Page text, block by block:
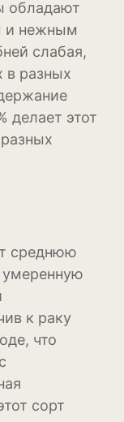
обладают
и нежным
слабая,
в разных
делает этот
среднюю
умеренную
к раку
что
сорт